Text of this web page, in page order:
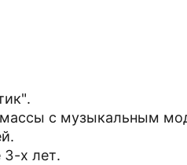
с музыкальным
3-х лет.